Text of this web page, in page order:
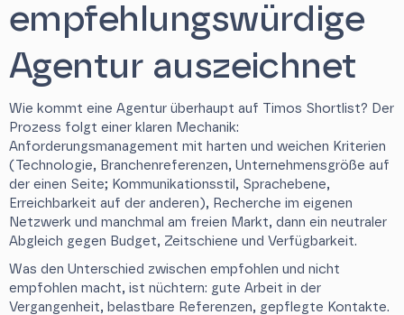
empfehlungswürdige
Agentur auszeichnet
Wie kommt eine Agentur überhaupt auf Timos Shortlist? Der
Prozess folgt einer klaren Mechanik:
Anforderungsmanagement mit harten und weichen Kriterien
(Technologie, Branchenreferenzen, Unternehmensgröße auf
der einen Seite; Kommunikationsstil, Sprachebene,
Erreichbarkeit auf der anderen), Recherche im eigenen
Netzwerk und manchmal am freien Markt, dann ein neutraler
Abgleich gegen Budget, Zeitschiene und Verfügbarkeit.
Was den Unterschied zwischen empfohlen und nicht
empfohlen macht, ist nüchtern: gute Arbeit in der
Vergangenheit, belastbare Referenzen, gepflegte Kontakte.